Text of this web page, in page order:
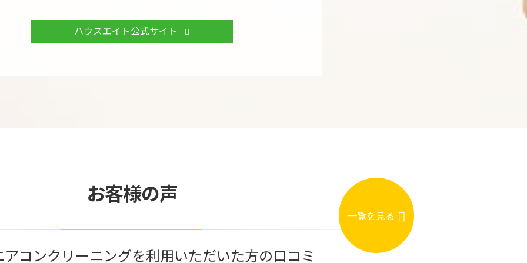
ハウスエイト公式サイト
お客様の声
コンクリーニングを利用いただいた方の口コミ
一覧を見る